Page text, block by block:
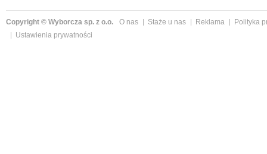
Copyright © Wyborcza sp. z o.o. O nas Staże u nas Reklama
Polityka
Ustawienia prywatności